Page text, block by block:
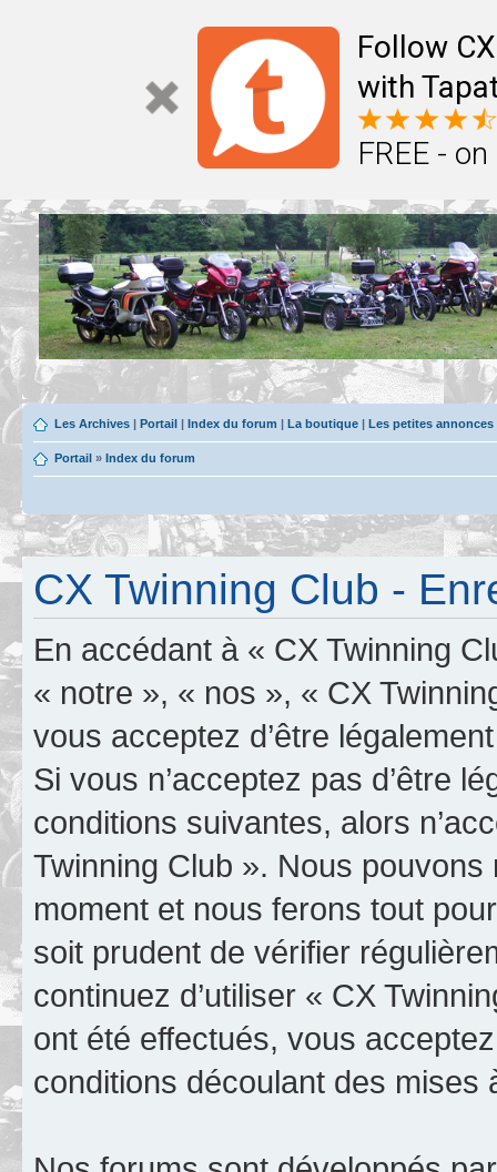
Follow
with
FREE -
Les Archives | Portail | Index du forum | La boutique | Les petites
Portail » Index du forum
CX Twinning Club -
En accédant à « CX Twinning
« notre », « nos », « CX
vous acceptez d’être
Si vous n’acceptez pas d’être
conditions suivantes, alors
Twinning Club ». Nous pouvons
moment et nous ferons tout
soit prudent de vérifier
continuez d’utiliser « CX
ont été effectués, vous
conditions découlant des mises